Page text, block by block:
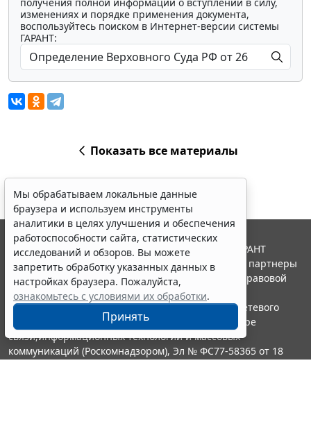
получения полной информации о вступлении в силу,
изменениях и порядке применения документа,
воспользуйтесь поиском в Интернет-версии системы
ГАРАНТ:
Показать все материалы
Мы обрабатываем локальные данные
браузера и используем инструменты
аналитики в целях улучшения и обеспечения
работоспособности сайта, статистических
исследований и обзоров. Вы можете
запретить обработку указанных данных в
настройках браузера. Пожалуйста,
ознакомьтесь с условиями их обработки.
Принять
© ООО "НПП "ГАРАНТ-СЕРВИС", 2026. Система ГАРАНТ
выпускается с 1990 года. Компания "Гарант" и ее партнеры
являются участниками Российской ассоциации правовой
информации ГАРАНТ.
Портал ГАРАНТ.РУ зарегистрирован в качестве сетевого
издания Федеральной службой по надзору в сфере
связи,информационных технологий и массовых
коммуникаций (Роскомнадзором), Эл № ФС77-58365 от 18